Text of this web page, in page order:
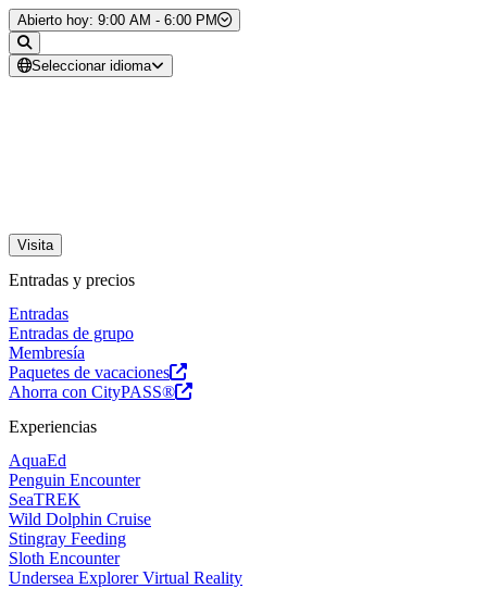
Saltar al contenido
Abierto hoy: 9:00 AM - 6:00 PM
Seleccionar idioma
Visita
Entradas y precios
Entradas
Entradas de grupo
Membresía
Paquetes de vacaciones
Ahorra con CityPASS®
Experiencias
AquaEd
Penguin Encounter
SeaTREK
Wild Dolphin Cruise
Stingray Feeding
Sloth Encounter
Undersea Explorer Virtual Reality